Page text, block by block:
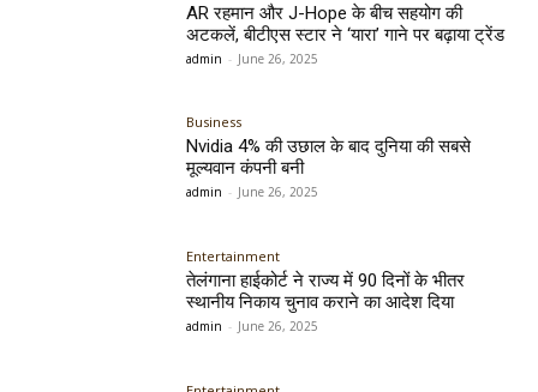
AR रहमान और J-Hope के बीच सहयोग की
अटकलें, बीटीएस स्टार ने ‘यारा’ गाने पर बढ़ाया ट्रेंड
admin - June 26, 2025
Business
Nvidia 4% की उछाल के बाद दुनिया की सबसे
मूल्यवान कंपनी बनी
admin - June 26, 2025
Entertainment
तेलंगाना हाईकोर्ट ने राज्य में 90 दिनों के भीतर
स्थानीय निकाय चुनाव कराने का आदेश दिया
admin - June 26, 2025